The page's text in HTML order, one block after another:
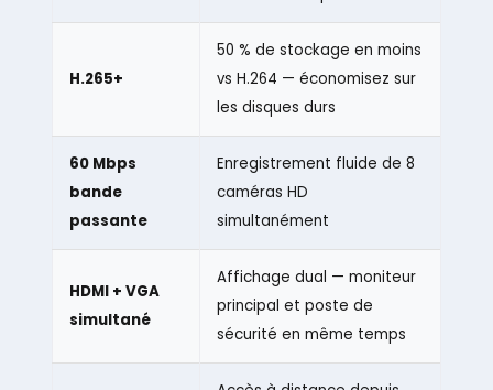
H.265+
50 % de stockage en moins
vs H.264 — économisez sur
les disques durs
60 Mbps
bande
passante
Enregistrement fluide de 8
caméras HD
simultanément
HDMI + VGA
simultané
Affichage dual — moniteur
principal et poste de
sécurité en même temps